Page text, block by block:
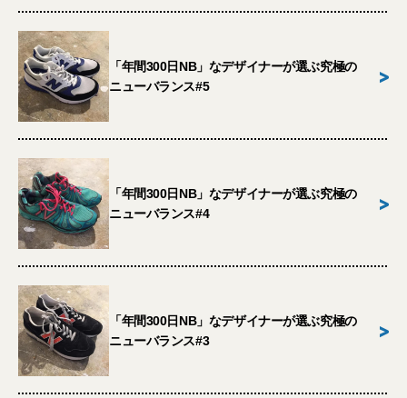
「年間300日NB」なデザイナーが選ぶ究極の
ニューバランス#5
>
「年間300日NB」なデザイナーが選ぶ究極の
ニューバランス#4
>
「年間300日NB」なデザイナーが選ぶ究極の
ニューバランス#3
>